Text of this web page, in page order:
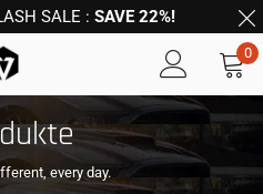
SALE : SAVE 22%!
0
every day.